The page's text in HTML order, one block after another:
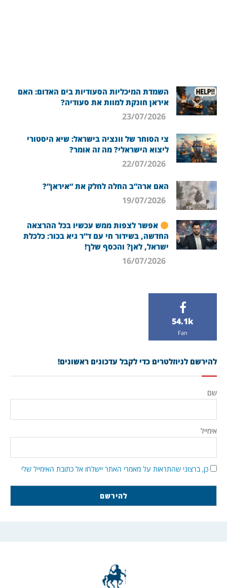
השמדת המיכליות הסעודיות בים האדום: האם
איראן חונקת למוות את סעודיה?
צי הסוחר של וונציה בישראל: שיא היסטורי
ליצוא הישראלי? מה זה אומר?
האם ארה”ב החלה לחלק את “איראן”?
אפשר לצפות ממש עכשיו בכל ההרצאה
החדשה, בשידור חי עם ד”ר גיא בכור: כלכלת
ישראל, לאן? והכסף שלך!
54.1k
Fan
להירשם לניוזלטרים כדי לקבל עדכונים ראשונים!
שם
אימייל
כן, ברצוני שהתראות על מאמרי האתר יישלחו אל כתובת האימייל שלי